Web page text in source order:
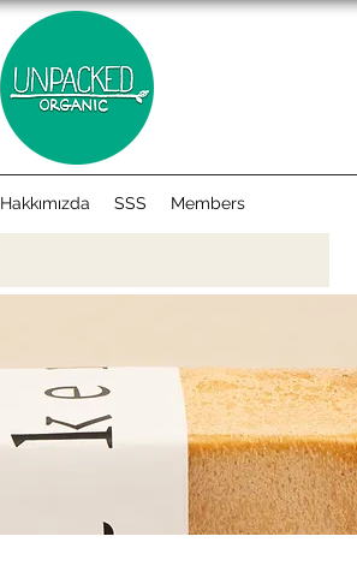
Hakkımızda SSS Members